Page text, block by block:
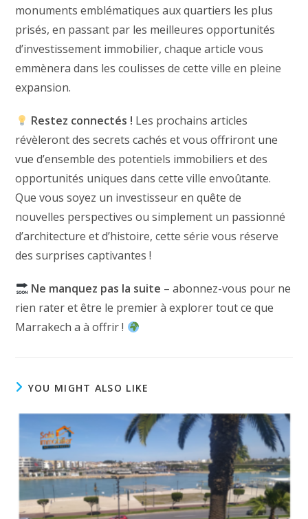
monuments emblématiques aux quartiers les plus
prisés, en passant par les meilleures opportunités
d’investissement immobilier, chaque article vous
emmènera dans les coulisses de cette ville en pleine
expansion.
Restez connectés ! Les prochains articles
révèleront des secrets cachés et vous offriront une
vue d’ensemble des potentiels immobiliers et des
opportunités uniques dans cette ville envoûtante.
Que vous soyez un investisseur en quête de
nouvelles perspectives ou simplement un passionné
d’architecture et d’histoire, cette série vous réserve
des surprises captivantes !
Ne manquez pas la suite – abonnez-vous pour ne
rien rater et être le premier à explorer tout ce que
Marrakech a à offrir !
YOU MIGHT ALSO LIKE